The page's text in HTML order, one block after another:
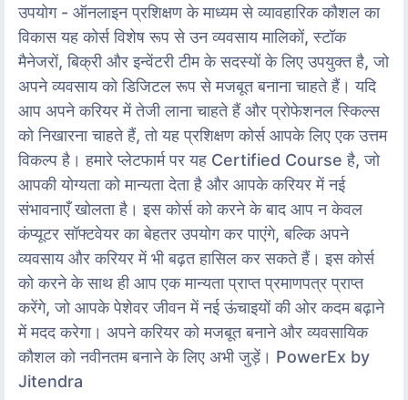
उपयोग - ऑनलाइन प्रशिक्षण के माध्यम से व्यावहारिक कौशल का
विकास यह कोर्स विशेष रूप से उन व्यवसाय मालिकों, स्टॉक
मैनेजरों, बिक्री और इन्वेंटरी टीम के सदस्यों के लिए उपयुक्त है, जो
अपने व्यवसाय को डिजिटल रूप से मजबूत बनाना चाहते हैं। यदि
आप अपने करियर में तेजी लाना चाहते हैं और प्रोफेशनल स्किल्स
को निखारना चाहते हैं, तो यह प्रशिक्षण कोर्स आपके लिए एक उत्तम
विकल्प है। हमारे प्लेटफार्म पर यह Certified Course है, जो
आपकी योग्यता को मान्यता देता है और आपके करियर में नई
संभावनाएँ खोलता है। इस कोर्स को करने के बाद आप न केवल
कंप्यूटर सॉफ्टवेयर का बेहतर उपयोग कर पाएंगे, बल्कि अपने
व्यवसाय और करियर में भी बढ़त हासिल कर सकते हैं। इस कोर्स
को करने के साथ ही आप एक मान्यता प्राप्त प्रमाणपत्र प्राप्त
करेंगे, जो आपके पेशेवर जीवन में नई ऊंचाइयों की ओर कदम बढ़ाने
में मदद करेगा। अपने करियर को मजबूत बनाने और व्यवसायिक
कौशल को नवीनतम बनाने के लिए अभी जुड़ें। PowerEx by
Jitendra